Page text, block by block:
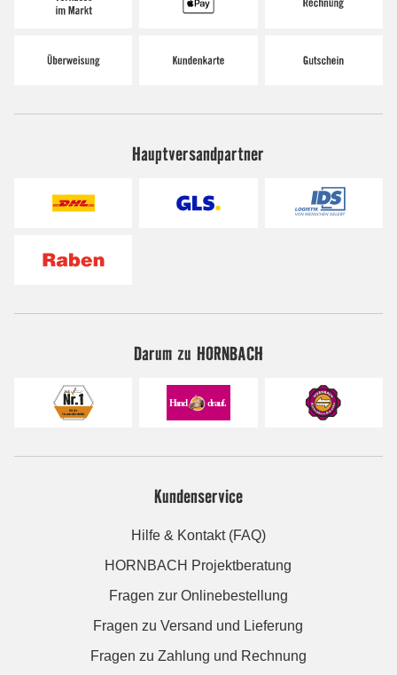
Hauptversandpartner
Darum zu HORNBACH
Kundenservice
Hilfe & Kontakt (FAQ)
HORNBACH Projektberatung
Fragen zur Onlinebestellung
Fragen zu Versand und Lieferung
Fragen zu Zahlung und Rechnung